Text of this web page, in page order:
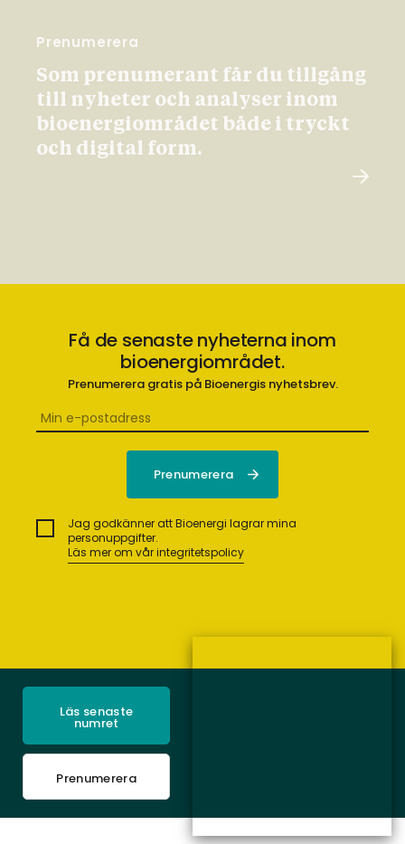
Prenumerera
Som prenumerant får du tillgång
till nyheter och analyser inom
bioenergiområdet både i tryckt
och digital form.
Få de senaste nyheterna inom
bioenergiområdet.
Prenumerera gratis på Bioenergis nyhetsbrev.
Jag godkänner att Bioenergi lagrar mina
personuppgifter.
Läs mer om vår integritetspolicy
Läs senaste
numret
Prenumerera